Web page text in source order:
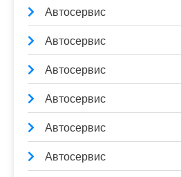
Автосервис
Автосервис
Автосервис
Автосервис
Автосервис
Автосервис